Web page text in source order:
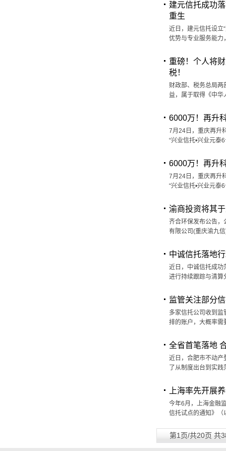
建元信托成功
重生
近日，建元信托设立
优势与专业服务能
重磅！个人将
税！
财政部、税务总局
益，属于取得《中
6000万！再升
7月24日，重庆再升
“兴业信托•兴业元
6000万！再升
7月24日，重庆再升
“兴业信托•兴业元
渝商投资将其
齐合环保发布公告，
有限公司(重庆渝九
中诚信托落地
近日，中诚信托成功
进行持续跟踪与清
监管关注部分
多家信托公司收到
排的账户，大概率
全省首笔落地
近日，合肥市不动产
了从制度出台到实
上海率先开展
今年6月，上海金融
信托试点的通知》（
第1页/共20页 共